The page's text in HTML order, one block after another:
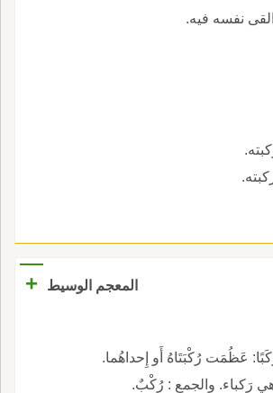
نفسه فيه.
المعجم الوسيط +
عَظُمَت رُكْبَتَاهُ أَو إِحداهُما.
رَكباء. والجمع : رُكْبٌ.